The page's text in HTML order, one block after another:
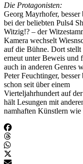
Die Protagonisten:
Georg Mayrhofer,
bei der beliebten Puls4
Witzig!? – der
Kamera wechselt
auf die Bühne. Dort stellt
erneut unter Beweis und
auch in anderen Genres
Peter Feuchtinger,
schon seit über einem
Vierteljahrhundert auf
hält Lesungen mit
namhaften Künstlern